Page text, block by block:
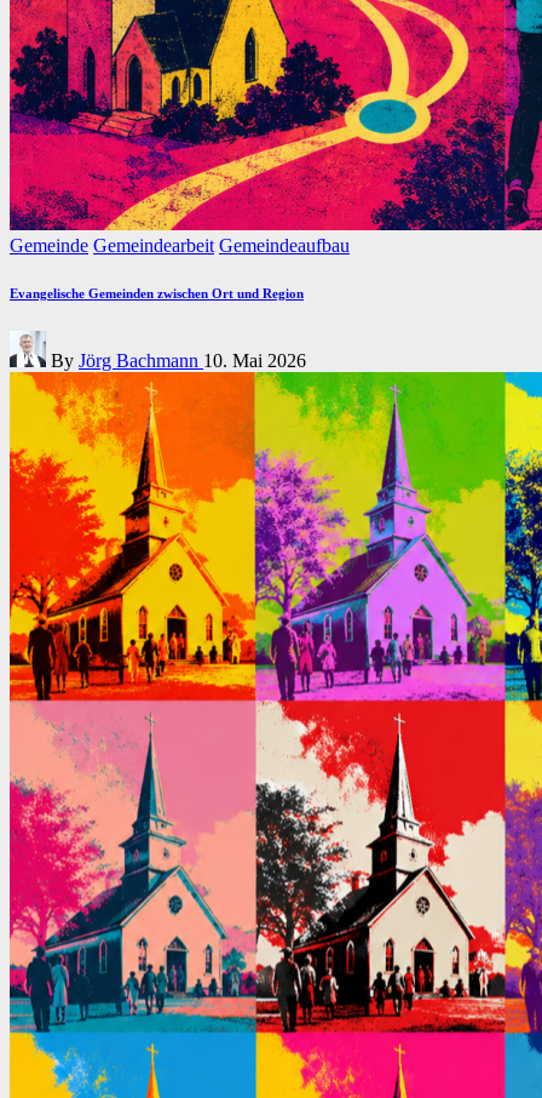
Posted
Gemeinde Gemeindearbeit Gemeindeaufbau
Evangelische Gemeinden zwischen Ort und Region
Posted
by
By Jörg Bachmann 10. Mai 2026